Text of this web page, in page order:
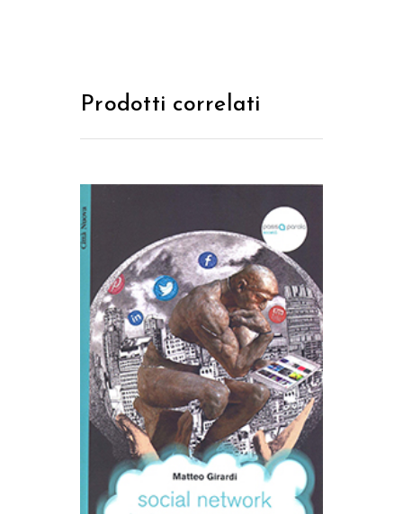
Prodotti correlati
AGGIUNGI AL CARRELLO